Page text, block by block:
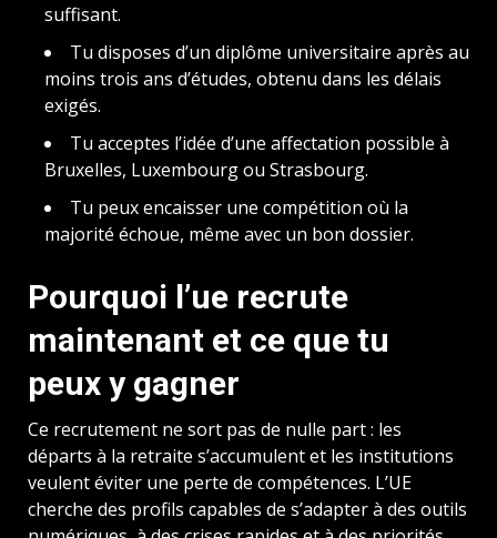
suffisant.
Tu disposes d’un diplôme universitaire après au
moins trois ans d’études, obtenu dans les délais
exigés.
Tu acceptes l’idée d’une affectation possible à
Bruxelles, Luxembourg ou Strasbourg.
Tu peux encaisser une compétition où la
majorité échoue, même avec un bon dossier.
Pourquoi l’ue recrute
maintenant et ce que tu
peux y gagner
Ce recrutement ne sort pas de nulle part : les
départs à la retraite s’accumulent et les institutions
veulent éviter une perte de compétences. L’UE
cherche des profils capables de s’adapter à des outils